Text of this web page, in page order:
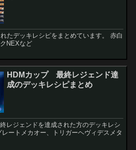
たデッキレシピをまとめています。 赤白
NEXなど
HDMカップ 最終レジェンド達
成のデッキレシピまとめ
レジェンドを達成された方のデッキレシ
ートメカオー、トリガーヘヴィデスメタ